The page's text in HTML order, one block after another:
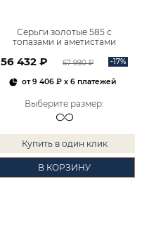
Серьги золотые 585 с
топазами и аметистами
56 432 ₽ 67 990 ₽ -17%
от9 406 ₽x 6 платежей
Выберите размер:
Купить в один клик
В КОРЗИНУ